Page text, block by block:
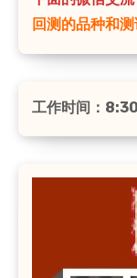
回测的品种和测
工作时间：